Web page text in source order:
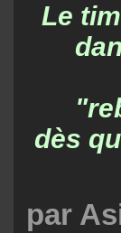
Le
dès
par